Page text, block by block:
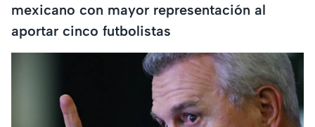
mexicano con mayor representación al
aportar cinco futbolistas